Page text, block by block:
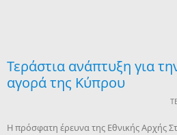
Τεράστια ανάπτυξη για
αγορά της Κύπρου
Η πρόσφατη έρευνα της Εθνικής Αρχής